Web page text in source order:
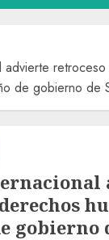
advierte
de gobierno de
gobierno